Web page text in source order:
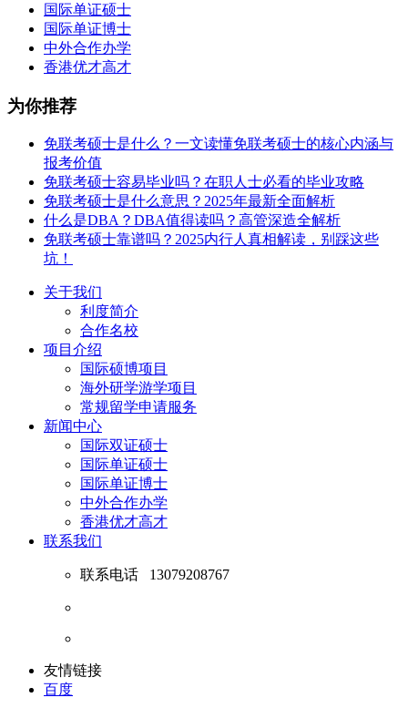
国际单证硕士
国际单证博士
中外合作办学
香港优才高才
为你推荐
免联考硕士是什么？一文读懂免联考硕士的核心内涵与
报考价值
免联考硕士容易毕业吗？在职人士必看的毕业攻略
免联考硕士是什么意思？2025年最新全面解析
什么是DBA？DBA值得读吗？高管深造全解析
免联考硕士靠谱吗？2025内行人真相解读，别踩这些
坑！
关于我们
利度简介
合作名校
项目介绍
国际硕博项目
海外研学游学项目
常规留学申请服务
新闻中心
国际双证硕士
国际单证硕士
国际单证博士
中外合作办学
香港优才高才
联系我们
联系电话 13079208767
友情链接
百度